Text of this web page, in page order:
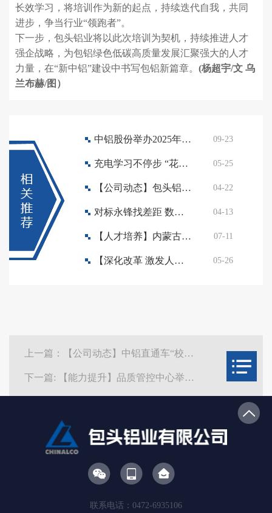
长效学习，将培训作为新的起点，持续迭代自我，共同
进步，争当行业“领跑者”。
下一步，包头铝业将以此次培训为契机，持续推进人才
强企战略，为包铝绿色低碳高质量发展汇聚强大的人才
力量，在“新中铝”建设中书写包铝新篇章。 (杨超宇/文 乌
兰布赫/图）
中铝股份举办2025年电解铝技能人才培训班 09-23
充电学习不停步 “花式”培训促提 05-25
【公司动态】包头铝业举办党委理论学习中心组（扩大）学习暨青年精神素养提升宣讲活动 04-22
对标永锋找差距 数智赋能抓落实 周末大讲堂聚焦数字化转型 04-13
【人才培养】内蒙古科技大学副校长陈明到包铝交流座谈 07-11
【深化改革 激发人才活力】包铝2024年新晋基层管理人员培训班第二期圆满结业 05-26
上一篇：【公司动态】中铝直通车“校企工学交替”入企学习正式启动
下一篇: 【能力提升】品质管控中心举办“品质新声”第二期培训
联系电话：0472-6935106